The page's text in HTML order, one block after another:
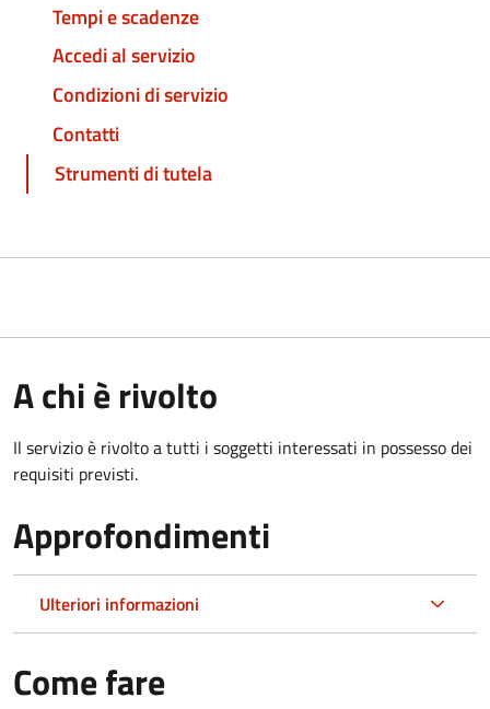
Tempi e scadenze
Accedi al servizio
Condizioni di servizio
Contatti
Strumenti di tutela
A chi è rivolto
Il servizio è rivolto a tutti i soggetti interessati in possesso dei
requisiti previsti.
Approfondimenti
Ulteriori informazioni
Come fare